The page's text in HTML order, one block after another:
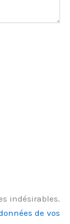
indésirables.
de vos